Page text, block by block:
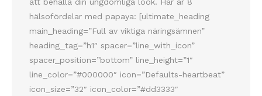
hälsofördelar med papaya: [ultimate_heading
main_heading=”Full av viktiga näringsämnen”
heading_tag=”h1″ spacer=”line_with_icon”
spacer_position=”bottom” line_height=”1″
line_color=”#000000″ icon=”Defaults-heartbeat”
icon_size=”32″ icon_color=”#dd3333″